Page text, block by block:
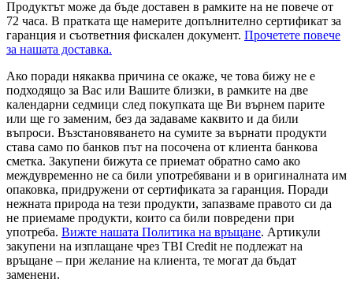
Продуктът може да бъде доставен в рамките на не повече от
72 часа. В пратката ще намерите допълнително сертификат за
гаранция и съответния фискален документ. Прочетете повече
за нашата доставка.
Ако поради някаква причина се окаже, че това бижу не е
подходящо за Вас или Вашите близки, в рамките на две
календарни седмици след покупката ще Ви върнем парите
или ще го заменим, без да задаваме каквито и да били
въпроси. Възстановяването на сумите за върнати продукти
става само по банков път на посочена от клиента банкова
сметка. Закупени бижута се приемат обратно само ако
междувременно не са били употребявани и в оригиналната им
опаковка, придружени от сертификата за гаранция. Поради
нежната природа на тези продукти, запазваме правото си да
не приемаме продукти, които са били повредени при
употреба. Вижте нашата Политика на връщане. Артикули
закупени на изплащане чрез TBI Credit не подлежат на
връщане – при желание на клиента, те могат да бъдат
заменени.